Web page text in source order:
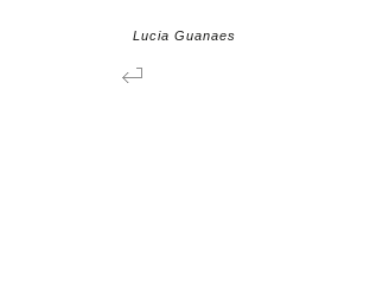
Lucia Guanaes